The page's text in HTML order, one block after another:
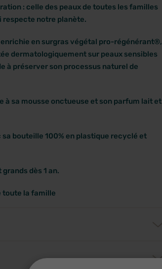
: celle des peaux de toutes les familles
respecte notre planète.
enrichie en surgras végétal pro-régénérant®,
dermatologiquement sur peaux sensibles
à préserver son processus naturel de
à sa mousse onctueuse et son parfum lait et
sa bouteille 100% en plastique recyclé et
grands dès 1 an.
toute la famille